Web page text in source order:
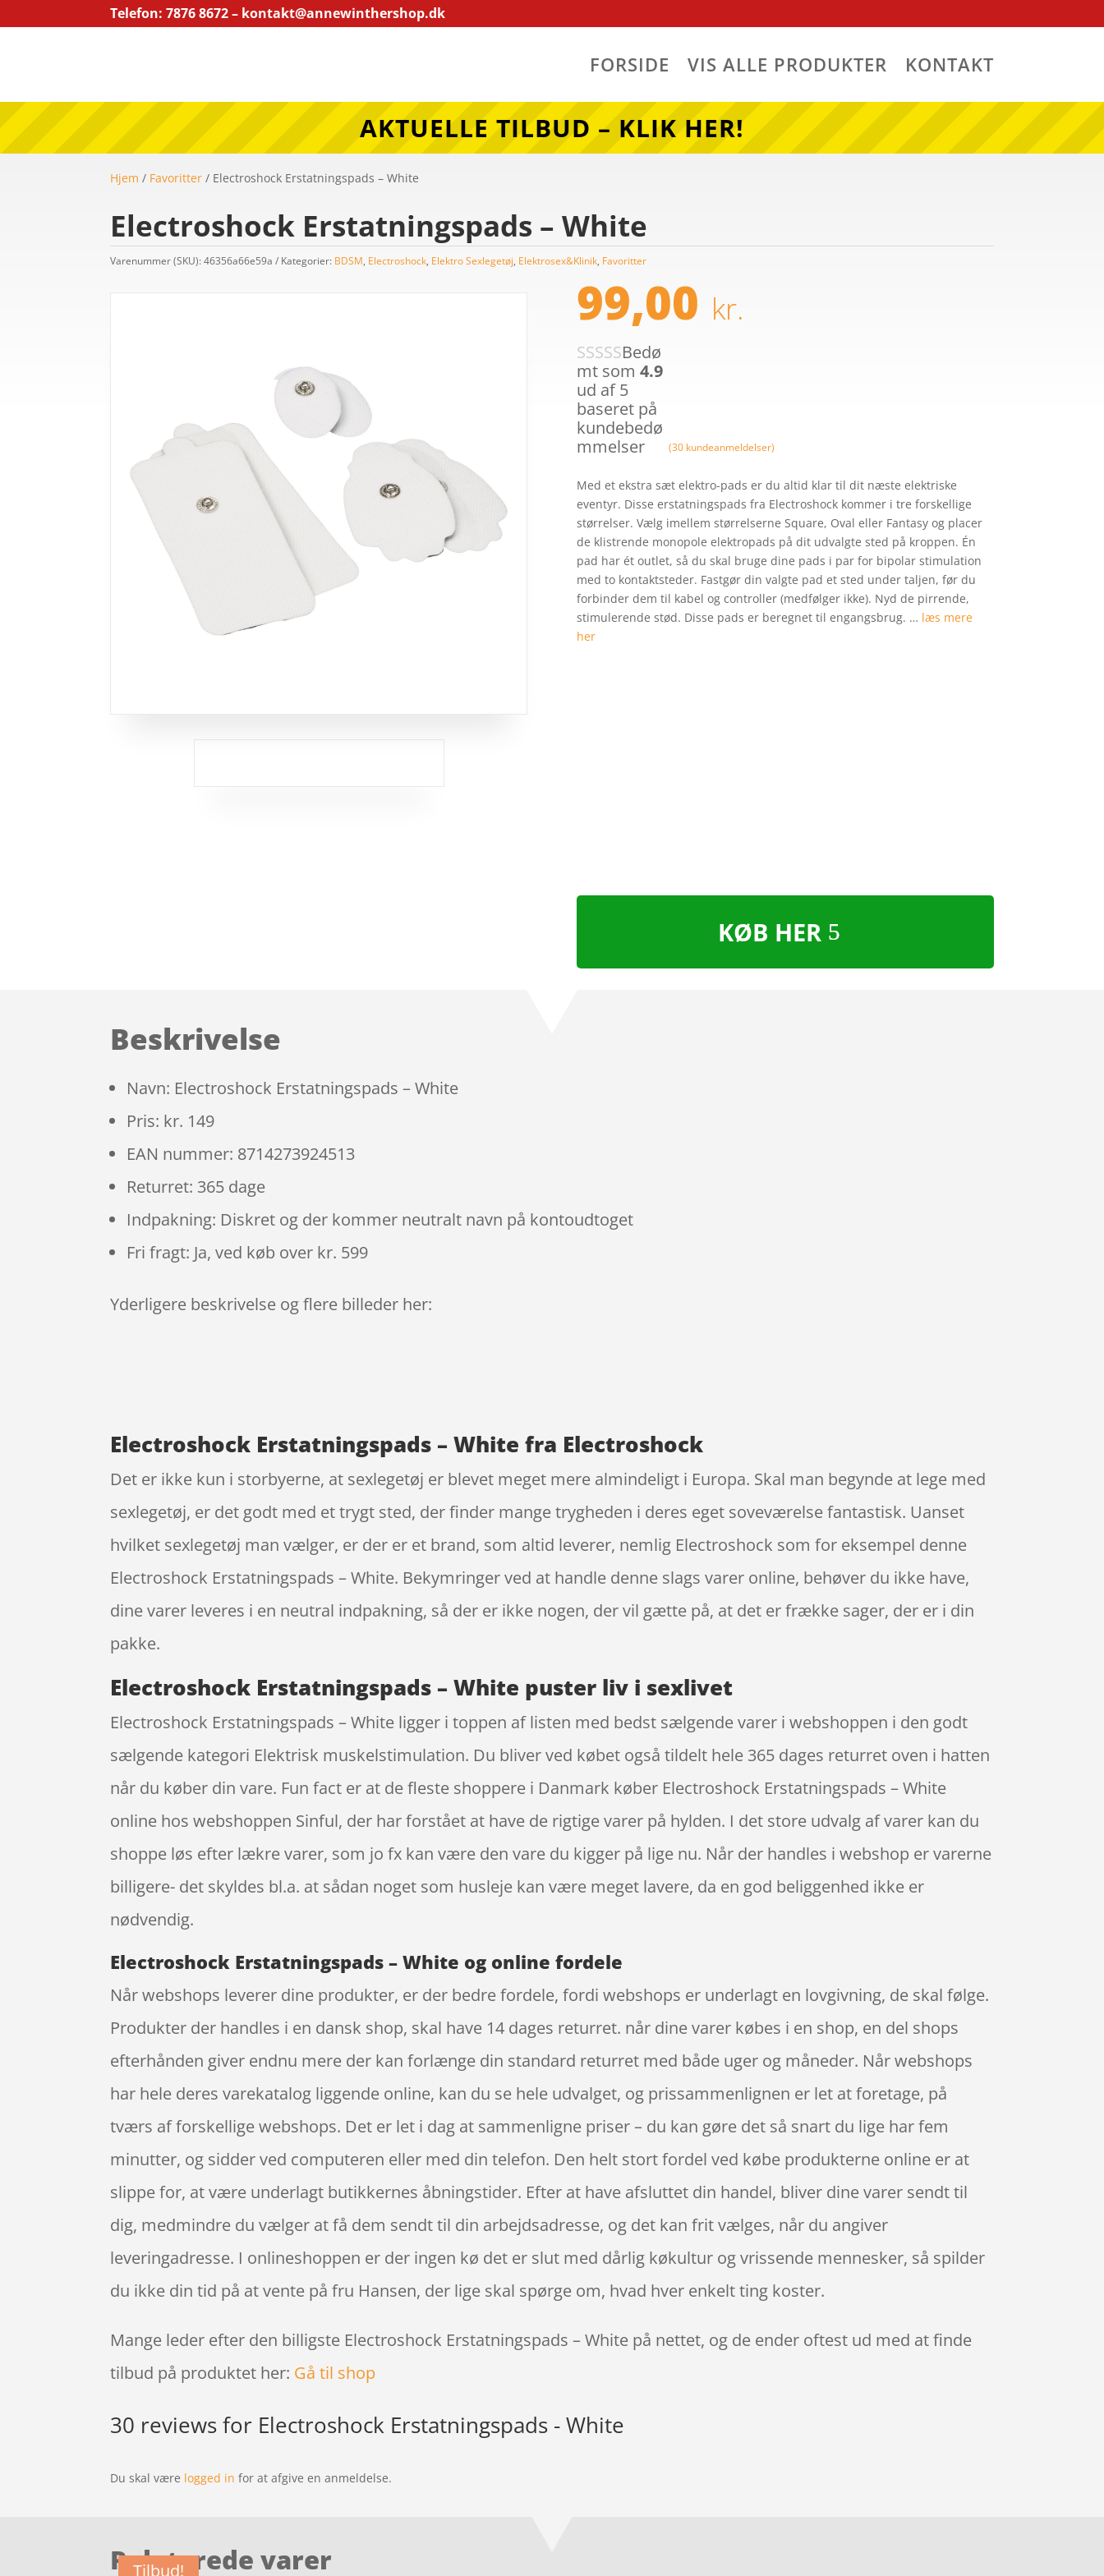
Telefon: 7876 8672 – kontakt@annewinthershop.dk
FORSIDE VIS ALLE PRODUKTER KONTAKT
AKTUELLE TILBUD – KLIK HER!
Hjem / Favoritter / Electroshock Erstatningspads – White
Electroshock Erstatningspads – White
Varenummer (SKU):46356a66e59a Kategorier: BDSM, Electroshock, Elektro Sexlegetøj, Elektrosex&Klinik, Favoritter
99,00 kr.
Bedø
mt som 4.9
ud af 5
baseret på
kundebedø
mmelser
(30kundeanmeldelser)
Med et ekstra sæt elektro-pads er du altid klar til dit næste elektriske
eventyr. Disse erstatningspads fra Electroshock kommer i tre forskellige
størrelser. Vælg imellem størrelserne Square, Oval eller Fantasy og placer
de klistrende monopole elektropads på dit udvalgte sted på kroppen. Én
pad har ét outlet, så du skal bruge dine pads i par for bipolar stimulation
med to kontaktsteder. Fastgør din valgte pad et sted under taljen, før du
forbinder dem til kabel og controller (medfølger ikke). Nyd de pirrende,
stimulerende stød. Disse pads er beregnet til engangsbrug. … læs mere
her
KØB HER
Beskrivelse
Navn: Electroshock Erstatningspads – White
Pris: kr. 149
EAN nummer: 8714273924513
Returret: 365 dage
Indpakning: Diskret og der kommer neutralt navn på kontoudtoget
Fri fragt: Ja, ved køb over kr. 599
Yderligere beskrivelse og flere billeder her:
Electroshock Erstatningspads – White fra Electroshock
Det er ikke kun i storbyerne, at sexlegetøj er blevet meget mere almindeligt i Europa. Skal man begynde at lege med
sexlegetøj, er det godt med et trygt sted, der finder mange trygheden i deres eget soveværelse fantastisk. Uanset
hvilket sexlegetøj man vælger, er der er et brand, som altid leverer, nemlig Electroshock som for eksempel denne
Electroshock Erstatningspads – White. Bekymringer ved at handle denne slags varer online, behøver du ikke have,
dine varer leveres i en neutral indpakning, så der er ikke nogen, der vil gætte på, at det er frække sager, der er i din
pakke.
Electroshock Erstatningspads – White puster liv i sexlivet
Electroshock Erstatningspads – White ligger i toppen af listen med bedst sælgende varer i webshoppen i den godt
sælgende kategori Elektrisk muskelstimulation. Du bliver ved købet også tildelt hele 365 dages returret oven i hatten
når du køber din vare. Fun fact er at de fleste shoppere i Danmark køber Electroshock Erstatningspads – White
online hos webshoppen Sinful, der har forstået at have de rigtige varer på hylden. I det store udvalg af varer kan du
shoppe løs efter lækre varer, som jo fx kan være den vare du kigger på lige nu. Når der handles i webshop er varerne
billigere- det skyldes bl.a. at sådan noget som husleje kan være meget lavere, da en god beliggenhed ikke er
nødvendig.
Electroshock Erstatningspads – White og online fordele
Når webshops leverer dine produkter, er der bedre fordele, fordi webshops er underlagt en lovgivning, de skal følge.
Produkter der handles i en dansk shop, skal have 14 dages returret. når dine varer købes i en shop, en del shops
efterhånden giver endnu mere der kan forlænge din standard returret med både uger og måneder. Når webshops
har hele deres varekatalog liggende online, kan du se hele udvalget, og prissammenlignen er let at foretage, på
tværs af forskellige webshops. Det er let i dag at sammenligne priser – du kan gøre det så snart du lige har fem
minutter, og sidder ved computeren eller med din telefon. Den helt stort fordel ved købe produkterne online er at
slippe for, at være underlagt butikkernes åbningstider. Efter at have afsluttet din handel, bliver dine varer sendt til
dig, medmindre du vælger at få dem sendt til din arbejdsadresse, og det kan frit vælges, når du angiver
leveringadresse. I onlineshoppen er der ingen kø det er slut med dårlig køkultur og vrissende mennesker, så spilder
du ikke din tid på at vente på fru Hansen, der lige skal spørge om, hvad hver enkelt ting koster.
Mange leder efter den billigste Electroshock Erstatningspads – White på nettet, og de ender oftest ud med at finde
tilbud på produktet her: Gå til shop
30 reviews for Electroshock Erstatningspads - White
Du skal være logged in for at afgive en anmeldelse.
Relaterede varer
Tilbud!
Tilbud!
Tilbud!